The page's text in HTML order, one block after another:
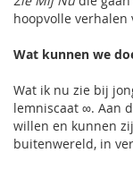
hoopvolle
Wat kunnen we
Wat ik nu zie bij
lemniscaat ∞. Aan
willen en kunnen
buitenwereld, in